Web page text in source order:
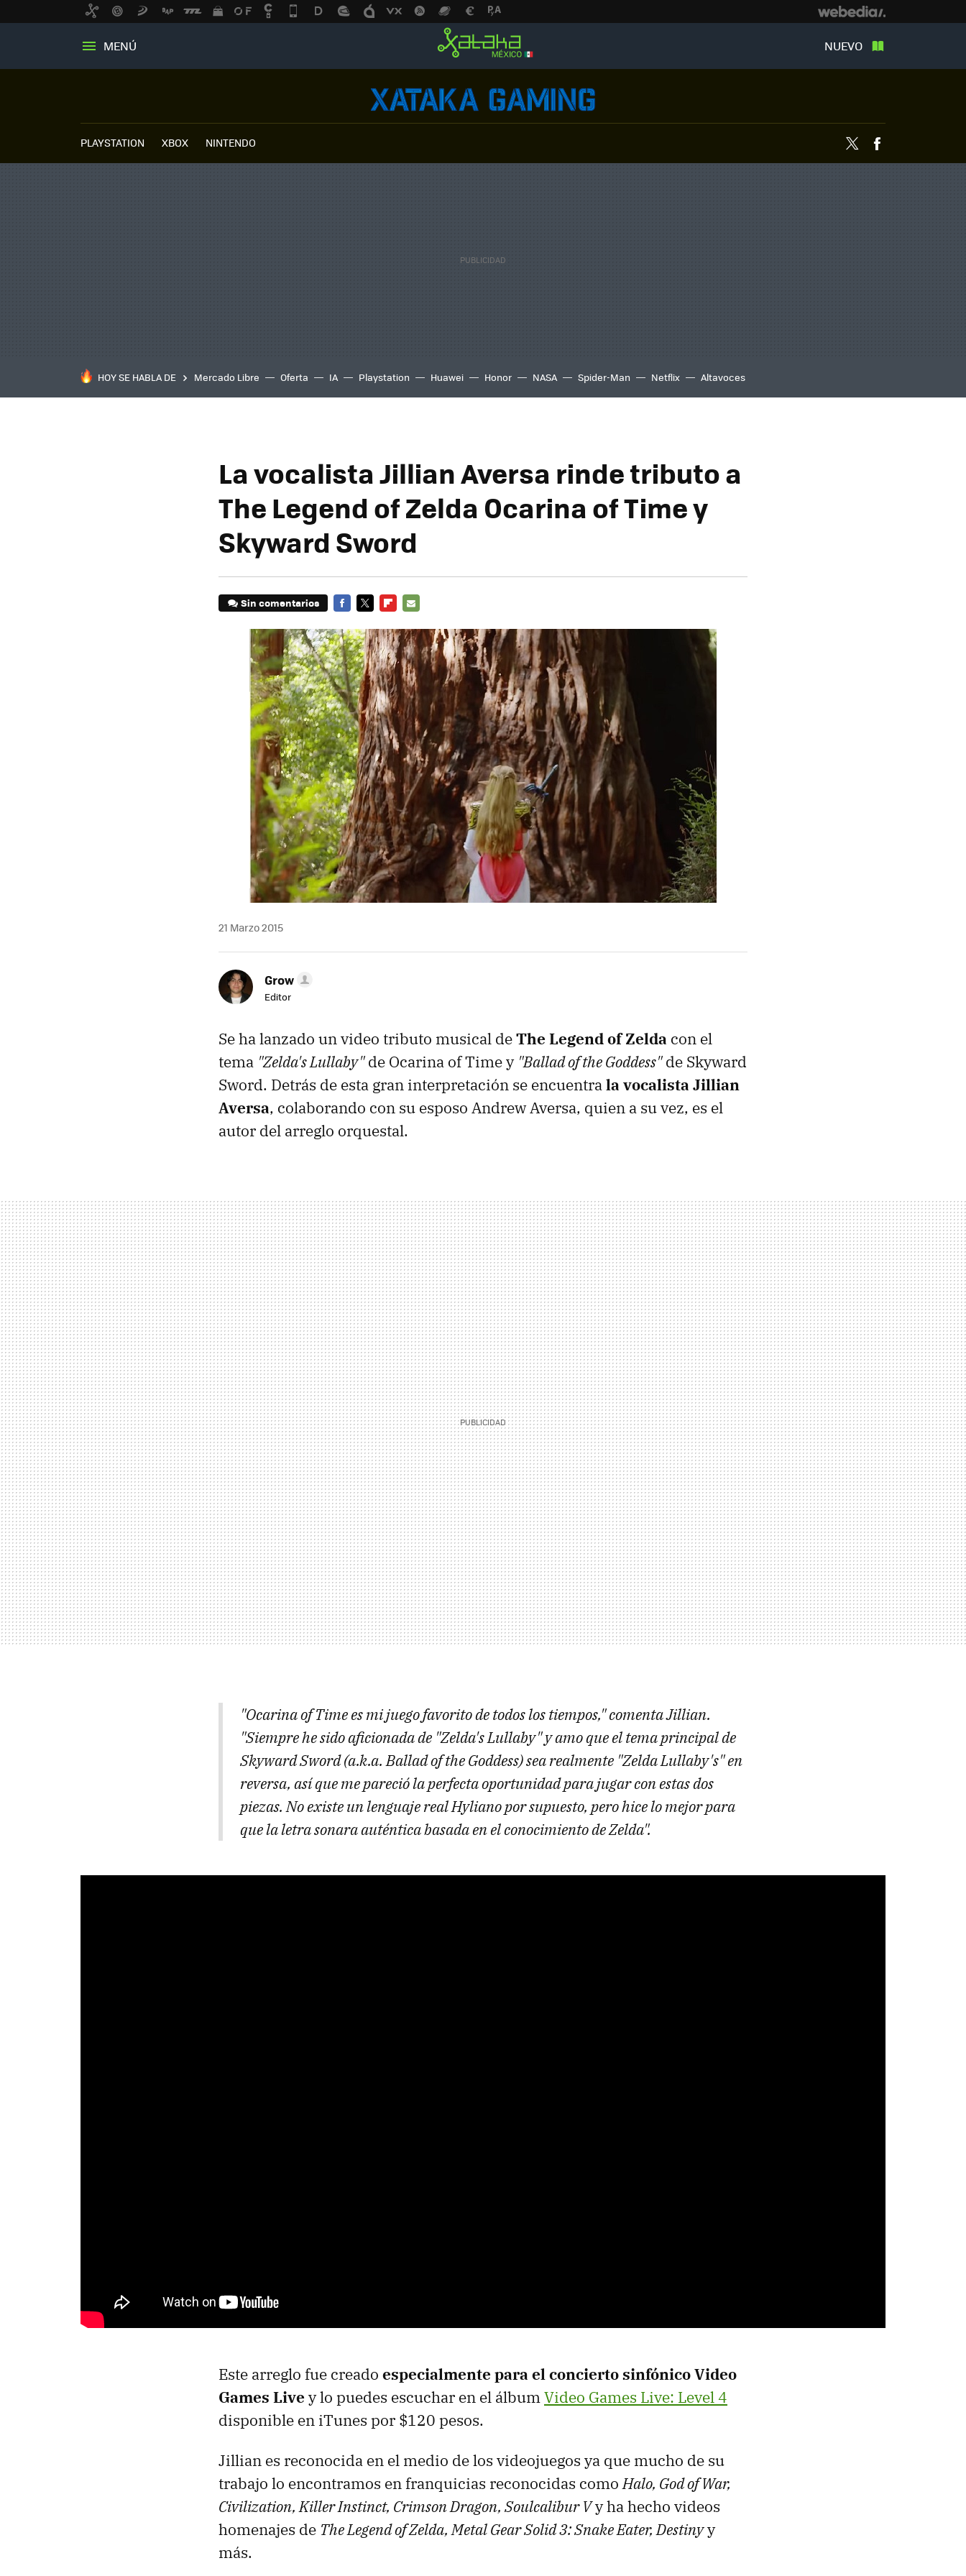
MENÚ NUEVO
PLAYSTATION XBOX NINTENDO Twitter
HOY SE HABLA DE Mercado Libre Oferta IA Playstation Huawei Honor NASA Spider-Man Netflix Altavoces
La vocalista Jillian Aversa rinde tributo a
The Legend of Zelda Ocarina of Time y
Skyward Sword
Sin comentarios
MAIL
21 Marzo 2015
Grow
Editor
Se ha lanzado un video tributo musical deThe Legend of Zelda con el
tema "Zelda's Lullaby"de Ocarina of Time y "Ballad of the Goddess"de Skyward
Sword. Detrás de esta gran interpretación se encuentrala vocalista Jillian
Aversa, colaborando con su esposo Andrew Aversa, quien a su vez, es el
autor del arreglo orquestal.
"Ocarina of Time es mi juego favorito de todos los tiempos," comenta Jillian.
"Siempre he sido aficionada de "Zelda's Lullaby" y amo que el tema principal de
Skyward Sword (a.k.a. Ballad of the Goddess) sea realmente "Zelda Lullaby's" en
reversa, así que me pareció la perfecta oportunidad para jugar con estas dos
piezas. No existe un lenguaje real Hyliano por supuesto, pero hice lo mejor para
que la letra sonara auténtica basada en el conocimiento de Zelda".
Este arreglo fue creado especialmente para el concierto sinfónico Video
Games Live y lo puedes escuchar en el álbumVideo Games Live: Level 4
disponible en iTunes por $120 pesos.
Jillian es reconocida en el medio de los videojuegos ya que mucho de su
trabajo lo encontramos en franquicias reconocidas comoHalo, God of War,
Civilization, Killer Instinct, Crimson Dragon, Soulcalibur Vy ha hecho videos
homenajes de The Legend of Zelda, Metal Gear Solid 3: Snake Eater, Destinyy
más.